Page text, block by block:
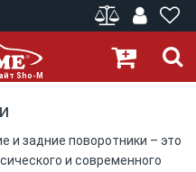
и задние поворотники – это
и современного